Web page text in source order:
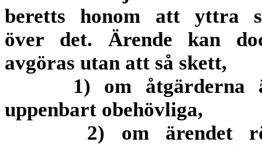
beretts honom att yttra
över det. Ärende kan
avgöras utan att så skett,
1) om åtgärderna
uppenbart obehövliga,
2) om ärendet